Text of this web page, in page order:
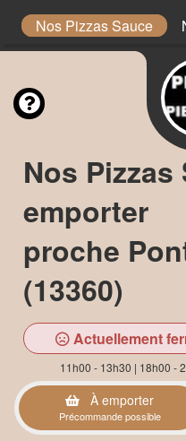
Nos Pizzas Sauce
Nos Pizzas
emporter
proche
(13360)
Actuellement
11h00 - 13h30 | 18h00 -
À emporter
Précommande possible